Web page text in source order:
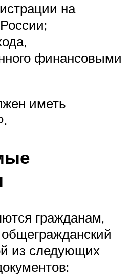
на
финансовыми
иметь
гражданам,
из следующих